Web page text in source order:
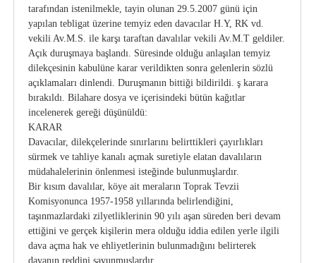
tarafından istenilmekle, tayin olunan 29.5.2007 günü için
yapılan tebligat üzerine temyiz eden davacılar H.Y, RK vd.
vekili Av.M.S. ile karşı taraftan davalılar vekili Av.M.T geldiler.
Açık duruşmaya başlandı. Süresinde olduğu anlaşılan temyiz
dilekçesinin kabulüne karar verildikten sonra gelenlerin sözlü
açıklamaları dinlendi. Duruşmanın bittiği bildirildi. ş karara
bırakıldı. Bilahare dosya ve içerisindeki bütün kağıtlar
incelenerek gereği düşünüldü:
KARAR
Davacılar, dilekçelerinde sınırlarını belirttikleri çayırlıkları
sürmek ve tahliye kanalı açmak suretiyle elatan davalıların
müdahalelerinin önlenmesi isteğinde bulunmuşlardır.
Bir kısım davalılar, köye ait meraların Toprak Tevzii
Komisyonunca 1957-1958 yıllarında belirlendiğini,
taşınmazlardaki zilyetliklerinin 90 yılı aşan süreden beri devam
ettiğini ve gerçek kişilerin mera olduğu iddia edilen yerle ilgili
dava açma hak ve ehliyetlerinin bulunmadığını belirterek
davanın reddini savunmuşlardır.